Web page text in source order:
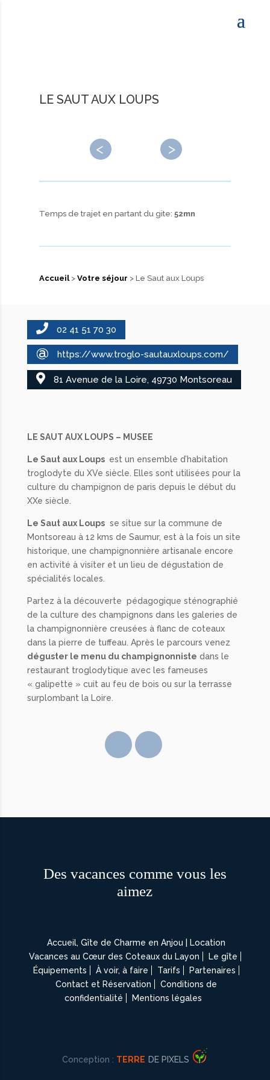
LE SAUT AUX LOUPS
← →
Temps de trajet en partant du gite: 52mn
Accueil> Votre séjour > Le Saut aux Loups
02 41 51 70 30
@ https://www.troglo-sautauxloups.com/
81 Avenue de la Loire, 49730 Montsoreau
LE SAUT AUX LOUPS – MUSEE
Le Saut aux Loups est un ensemble d’habitation
troglodyte du XVe siècle. Elles sont utilisées pour la
culture du champignon de paris depuis le début du
XXe siècle.
Le Saut aux Loupsse situe sur la commune de
Montsoreau à 12 kms de Saumur, est à la fois un site
historique, une champignonnière artisanale encore
en activité à visiter et un lieu de dégustation de
spécialités locales.
Partez à la découverte pédagogique sténographié
de la culture des champignons dans les galeries de
la champignonnière creusées à flanc de coteaux
dans la pierre de tuffeau. Après le parcours venez
déguster le menu du champignonniste dans le
restaurant troglodytique avec les fameuses
« galipette » cuit au feu de bois ou sur la terrasse
surplombant la Loire.
Des vacances comme vous les
aimez
Accueil, Gîte de Charme en Anjou | Location
Vacances au Cœur des Coteaux du Layon
Le gîte
Équipements
À voir, à faire Tarifs
Partenaires
Contact et Réservation
Conditions de
confidentialité
Mentions légales
Conception : TERRE DE PIXELS